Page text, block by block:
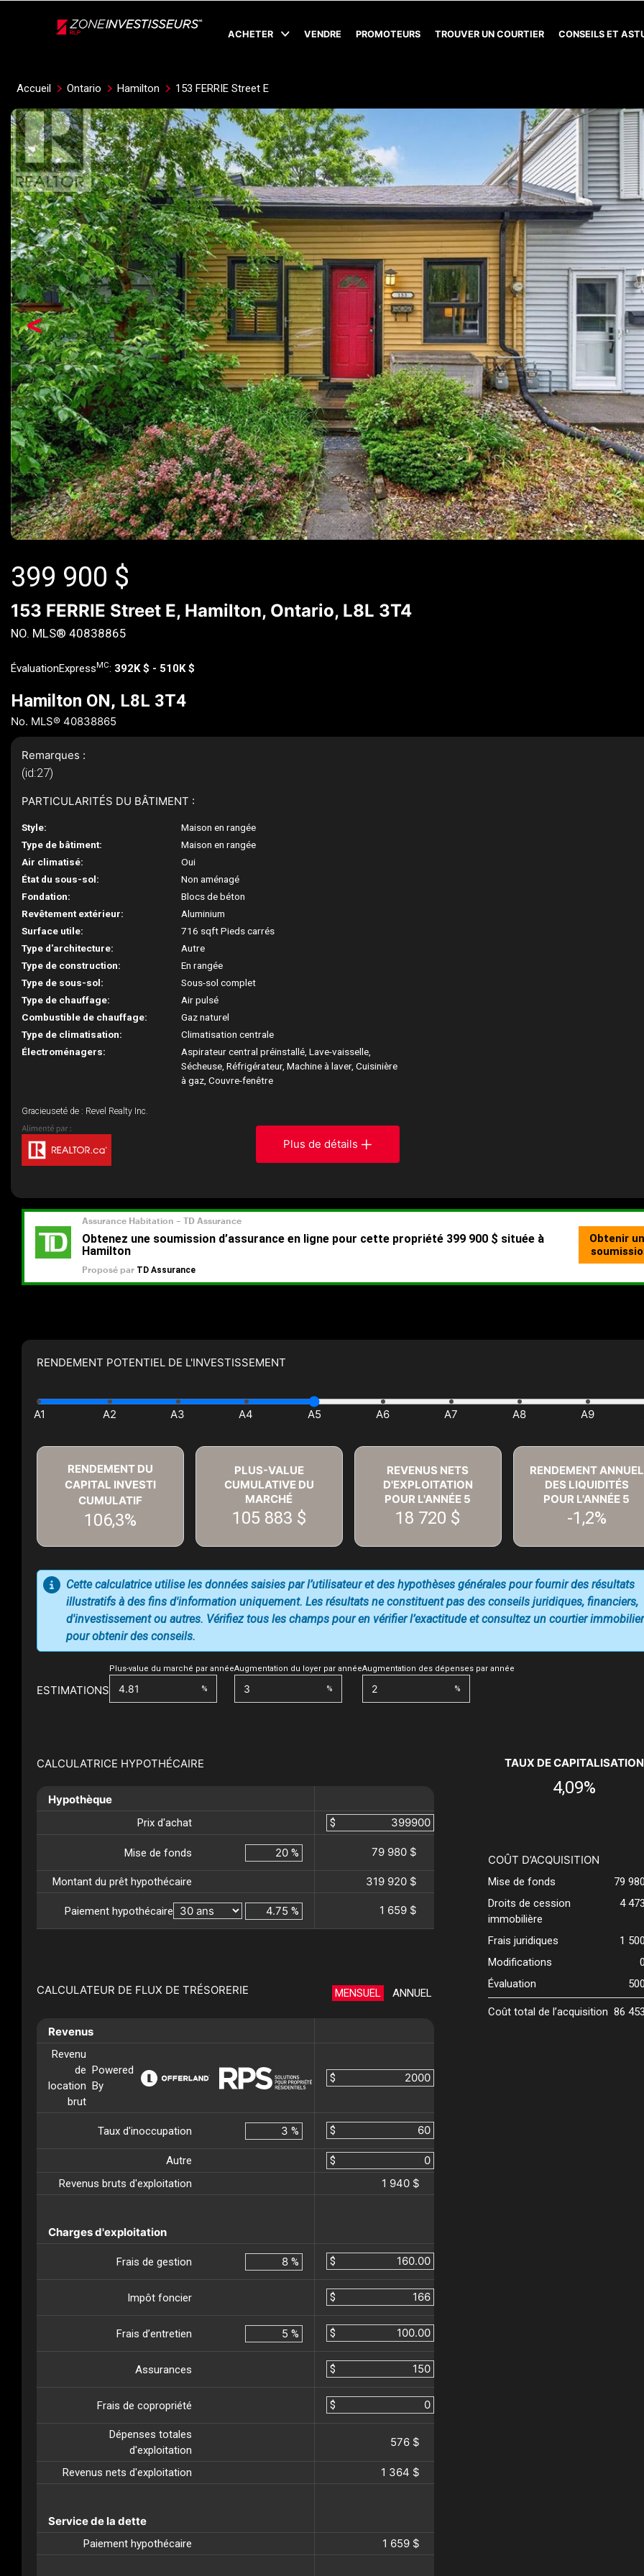
ACHETER VENDRE PROMOTEURS TROUVER UN COURTIER CONSEILS ET
Accueil Ontario Hamilton 153 FERRIE Street E
<
399 900 $
153 FERRIE Street E, Hamilton, Ontario, L8L 3T4
NO. MLS® 40838865
ÉvaluationExpress MC: 392K $ - 510K $
Hamilton ON, L8L 3T4
No. MLS® 40838865
Remarques :
(id:27)
PARTICULARITÉS DU BÂTIMENT :
Style:
Maison en rangée
Type de bâtiment:
Maison en rangée
Air climatisé:
Oui
État du sous-sol:
Non aménagé
Fondation:
Blocs de béton
Revêtement extérieur:
Aluminium
Surface utile:
716 sqft Pieds carrés
Type d'architecture:
Autre
Type de construction:
En rangée
Type de sous-sol:
Sous-sol complet
Type de chauffage:
Air pulsé
Combustible de chauffage:
Gaz naturel
Type de climatisation:
Climatisation centrale
Électroménagers:
Aspirateur central préinstallé, Lave-vaisselle,
Sécheuse, Réfrigérateur, Machine à laver, Cuisinière
à gaz, Couvre-fenêtre
Gracieuseté de : Revel Realty Inc.
Plus de détails
RENDEMENT POTENTIEL DE L'INVESTISSEMENT
RENDEMENT DU
CAPITAL INVESTI
CUMULATIF
106,3%
PLUS-VALUE
CUMULATIVE DU
MARCHÉ
105 883 $
REVENUS NETS
D'EXPLOITATION
POUR L'ANNÉE 5
18 720 $
RENDEMENT ANNUEL
DES LIQUIDITÉS
POUR L'ANNÉE 5
-1,2%
ESTIMATIONS
Plus-value du marché par année
%
Augmentation du loyer par année
%
Augmentation des dépenses par année
%
Cette calculatrice utilise les données saisies par l’utilisateur et des hypothèses générales pour fournir des résultats
illustratifs à des fins d'information uniquement. Les résultats ne constituent pas des conseils juridiques, financiers,
d'investissement ou autres. Vérifiez tous les champs pour en vérifier l’exactitude et consultez un courtier immobilier
pour obtenir des conseils.
CALCULATRICE HYPOTHÉCAIRE
Hypothèque
Prix d'achat $
Mise de fonds % 79 980 $
Montant du prêt hypothécaire 319 920 $
Paiement hypothécaire % 1 659 $
CALCULATEUR DE FLUX DE TRÉSORERIE MENSUEL ANNUEL
Revenus
Revenu
de
location
brut
Powered
By
$
Taux d'inoccupation % $
Autre
$
Revenus bruts d'exploitation
1 940 $
Charges d'exploitation
Frais de gestion % $
Impôt foncier $
Frais d’entretien % $
Assurances $
Frais de copropriété $
Dépenses totales
d'exploitation
576 $
Revenus nets d'exploitation 1 364 $
Service de la dette
Paiement hypothécaire 1 659 $
TAUX DE CAPITALISATION
4,09%
COÛT D’ACQUISITION
Mise de fonds
79
Droits de cession
immobilière
4
Frais juridiques
1
Modifications
Évaluation
Coût total de l’acquisition 86